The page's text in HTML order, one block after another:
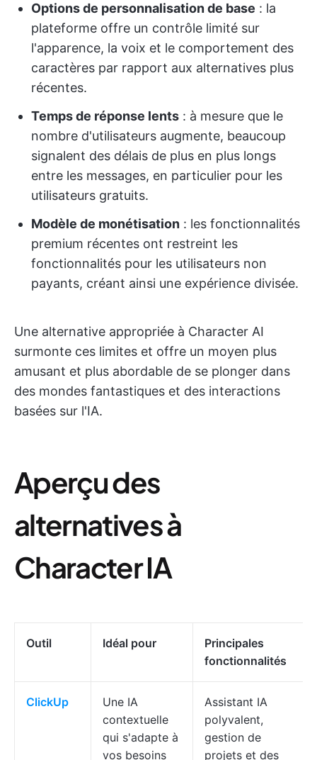
Options de personnalisation de base : la
plateforme offre un contrôle limité sur
l'apparence, la voix et le comportement des
caractères par rapport aux alternatives plus
récentes.
Temps de réponse lents : à mesure que le
nombre d'utilisateurs augmente, beaucoup
signalent des délais de plus en plus longs
entre les messages, en particulier pour les
utilisateurs gratuits.
Modèle de monétisation : les fonctionnalités
premium récentes ont restreint les
fonctionnalités pour les utilisateurs non
payants, créant ainsi une expérience divisée.
Une alternative appropriée à Character AI
surmonte ces limites et offre un moyen plus
amusant et plus abordable de se plonger dans
des mondes fantastiques et des interactions
basées sur l'IA.
Aperçu des
alternatives à
Character IA
Outil Idéal pour
Principales
fonctionnalités
ClickUp
Une IA
contextuelle
qui s'adapte à
vos besoins
Assistant IA
polyvalent,
gestion de
projets et des